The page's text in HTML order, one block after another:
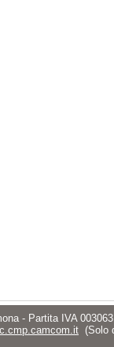
- Partita IVA
(Solo